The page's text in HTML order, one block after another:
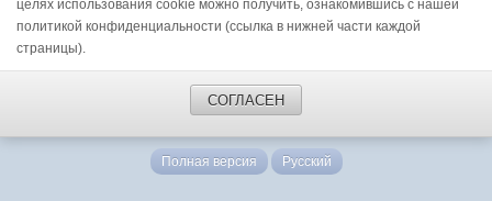
целях использования cookie можно получить, ознакомившись с нашей
политикой конфиденциальности (ссылка в нижней части каждой
страницы).
СОГЛАСЕН
Полная версия Русский